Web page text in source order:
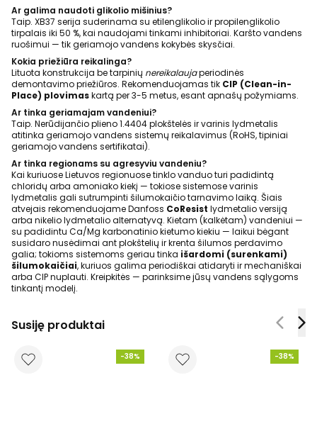
Ar galima naudoti glikolio mišinius?
Taip. XB37 serija suderinama su etilenglikolio ir propilenglikolio
tirpalais iki 50 %, kai naudojami tinkami inhibitoriai. Karšto vandens
ruošimui — tik geriamojo vandens kokybės skysčiai.
Kokia priežiūra reikalinga?
Lituota konstrukcija be tarpinių nereikalaujaperiodinės
demontavimo priežiūros. Rekomenduojamas tik CIP (Clean-in-
Place) plovimaskartą per 3-5 metus, esant apnašų požymiams.
Ar tinka geriamajam vandeniui?
Taip. Nerūdijančio plieno 1.4404 plokštelės ir varinis lydmetalis
atitinka geriamojo vandens sistemų reikalavimus (RoHS, tipiniai
geriamojo vandens sertifikatai).
Ar tinka regionams su agresyviu vandeniu?
Kai kuriuose Lietuvos regionuose tinklo vanduo turi padidintą
chloridų arba amoniako kiekį — tokiose sistemose varinis
lydmetalis gali sutrumpinti šilumokaičio tarnavimo laiką. Šiais
atvejais rekomenduojame Danfoss CoResist lydmetalio versiją
arba nikelio lydmetalio alternatyvą. Kietam (kalkėtam) vandeniui —
su padidintu Ca/Mg karbonatinio kietumo kiekiu — laikui bėgant
susidaro nusėdimai ant plokštelių ir krenta šilumos perdavimo
galia; tokioms sistemoms geriau tinka išardomi (surenkami)
šilumokaičiai, kuriuos galima periodiškai atidaryti ir mechaniškai
arba CIP nuplauti. Kreipkitės — parinksime jūsų vandens sąlygoms
tinkantį modelį.
Susiję produktai
-38% -38%